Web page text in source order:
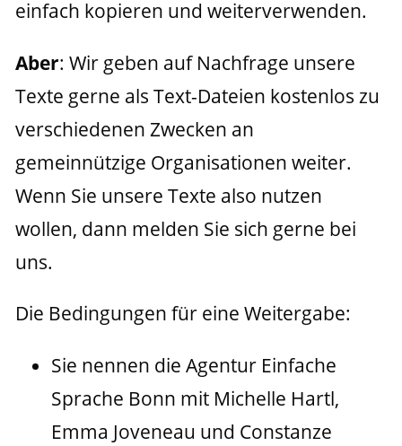
Aber: Wir geben auf Nachfrage unsere
Texte gerne als Text-Dateien kostenlos zu
verschiedenen Zwecken an
gemeinnützige Organisationen weiter.
Wenn Sie unsere Texte also nutzen
wollen, dann melden Sie sich gerne bei
Sie nennen die Agentur Einfache
Sprache Bonn mit Michelle Hartl,
Emma Joveneau und Constanze